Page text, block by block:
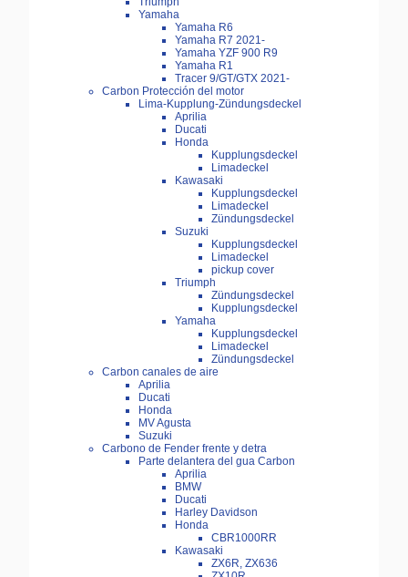
Yamaha
Yamaha R6
Yamaha R7 2021-
Yamaha YZF 900 R9
Yamaha R1
Tracer 9/GT/GTX 2021-
Carbon Protección del motor
Lima-Kupplung-Zündungsdeckel
Aprilia
Ducati
Honda
Kupplungsdeckel
Limadeckel
Kawasaki
Kupplungsdeckel
Limadeckel
Zündungsdeckel
Suzuki
Kupplungsdeckel
Limadeckel
pickup cover
Triumph
Zündungsdeckel
Kupplungsdeckel
Yamaha
Kupplungsdeckel
Limadeckel
Zündungsdeckel
Carbon canales de aire
Aprilia
Ducati
Honda
MV Agusta
Suzuki
Carbono de Fender frente y detra
Parte delantera del gua Carbon
Aprilia
BMW
Ducati
Harley Davidson
Honda
CBR1000RR
Kawasaki
ZX6R, ZX636